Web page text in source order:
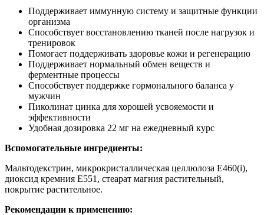
Поддерживает иммунную систему и защитные функции
организма
Способствует восстановлению тканей после нагрузок и
тренировок
Помогает поддерживать здоровье кожи и регенерацию
Поддерживает нормальный обмен веществ и
ферментные процессы
Способствует поддержке гормонального баланса у
мужчин
Пиколинат цинка для хорошей усвояемости и
эффективности
Удобная дозировка 22 мг на ежедневный курс
Вспомогательные ингредиенты:
Мальтодекстрин, микрокристаллическая целлюлоза E460(i),
диоксид кремния E551, стеарат магния растительный,
покрытие растительное.
Рекомендации к применению: